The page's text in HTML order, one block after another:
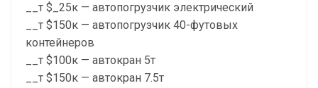
__т $_25к — автопогрузчик электрический
__т $150к — автопогрузчик 40-футовых
контейнеров
__т $100к — автокран 5т
__т $150к — автокран 7.5т